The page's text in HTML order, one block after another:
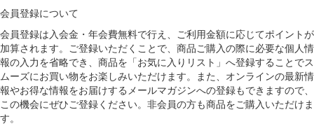
会員登録について
会員登録は入会金・年会費無料で行え、ご利用金額に応じてポイントが
加算されます。ご登録いただくことで、商品ご購入の際に必要な個人情
報の入力を省略でき、商品を「お気に入りリスト」へ登録することでス
ムーズにお買い物をお楽しみいただけます。また、オンラインの最新情
報やお得な情報をお届けするメールマガジンへの登録もできますので、
この機会にぜひご登録ください。非会員の方も商品をご購入いただけま
す。